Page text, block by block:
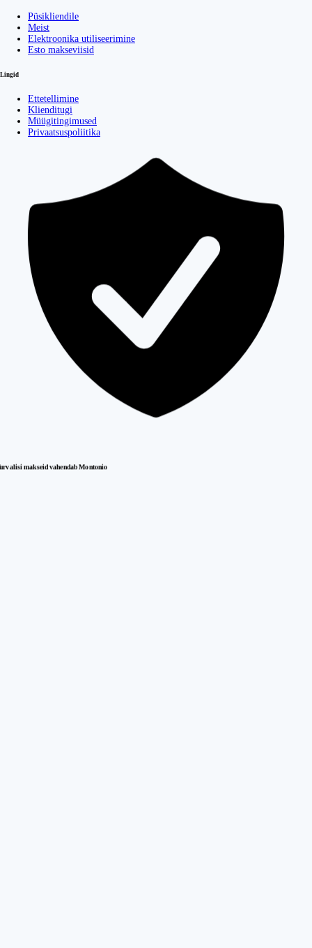
Püsikliendile
Meist
Elektroonika utiliseerimine
Esto makseviisid
Lingid
Ettetellimine
Klienditugi
Müügitingimused
Privaatsuspoliitika
makseid vahendab Montonio